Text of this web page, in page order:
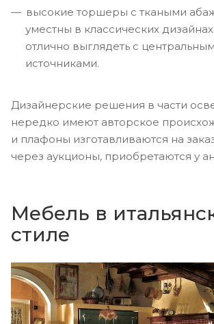
высокие торшеры с ткаными
уместны в классических
отлично выглядеть с
источниками.
Дизайнерские решения в части
нередко имеют авторское
и плафоны изготавливаются на
через аукционы, приобретаются у
Мебель в
стиле